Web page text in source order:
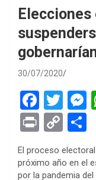
30/07/2020
F
a
ce
b
T
wi
tt
er n
Pr
t
C
o
py
h
El proceso
próximo año en el
por la pandemia